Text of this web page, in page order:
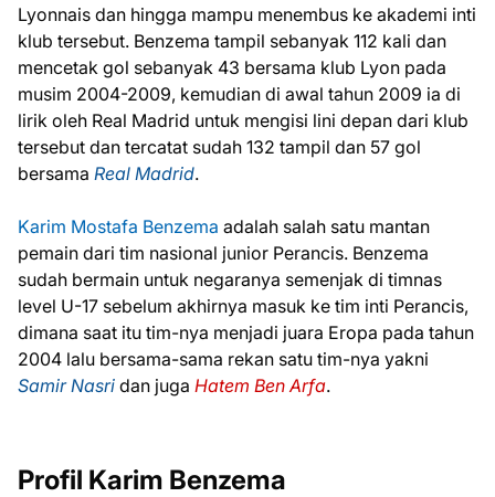
Lyonnais dan hingga mampu menembus ke akademi inti
klub tersebut. Benzema tampil sebanyak 112 kali dan
mencetak gol sebanyak 43 bersama klub Lyon pada
musim 2004-2009, kemudian di awal tahun 2009 ia di
lirik oleh Real Madrid untuk mengisi lini depan dari klub
tersebut dan tercatat sudah 132 tampil dan 57 gol
bersama Real Madrid.
Karim Mostafa Benzema adalah salah satu mantan
pemain dari tim nasional junior Perancis. Benzema
sudah bermain untuk negaranya semenjak di timnas
level U-17 sebelum akhirnya masuk ke tim inti Perancis,
dimana saat itu tim-nya menjadi juara Eropa pada tahun
2004 lalu bersama-sama rekan satu tim-nya yakni
Samir Nasri dan juga Hatem Ben Arfa.
Profil Karim Benzema